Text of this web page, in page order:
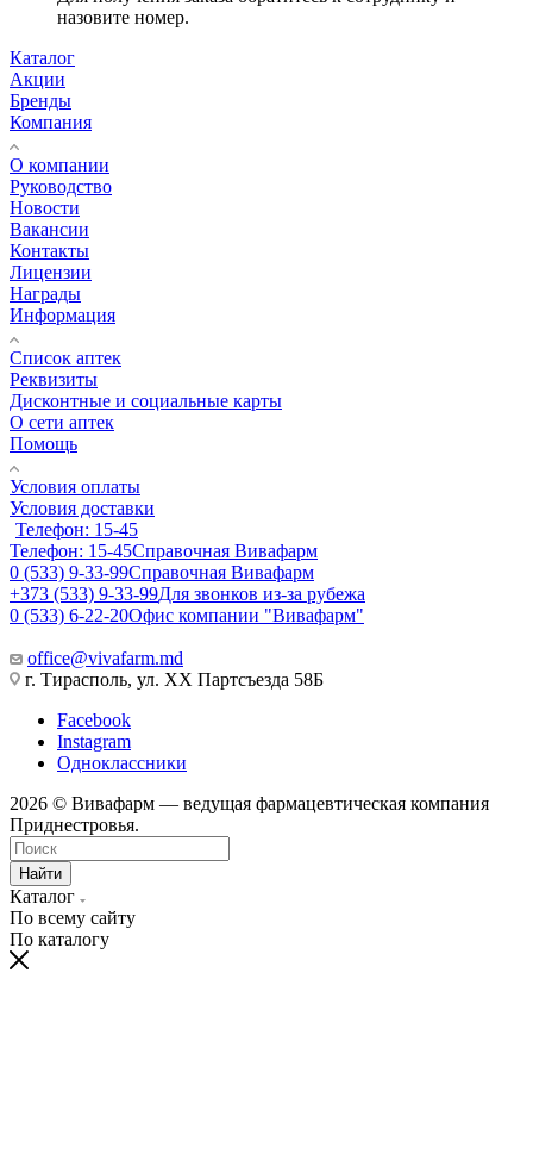
назовите номер.
Каталог
Акции
Бренды
Компания
О компании
Руководство
Новости
Вакансии
Контакты
Лицензии
Награды
Информация
Список аптек
Реквизиты
Дисконтные и социальные карты
О сети аптек
Помощь
Условия оплаты
Условия доставки
Телефон: 15-45
Телефон: 15-45Справочная Вивафарм
0 (533) 9-33-99Справочная Вивафарм
+373 (533) 9-33-99Для звонков из-за рубежа
0 (533) 6-22-20Офис компании "Вивафарм"
office@vivafarm.md
г. Тирасполь, ул. ХХ Партсъезда 58Б
Facebook
Instagram
Одноклассники
2026 © Вивафарм — ведущая фармацевтическая компания
Приднестровья.
Найти
Каталог
По всему сайту
По каталогу